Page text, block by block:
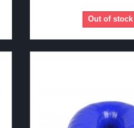
Out of stock